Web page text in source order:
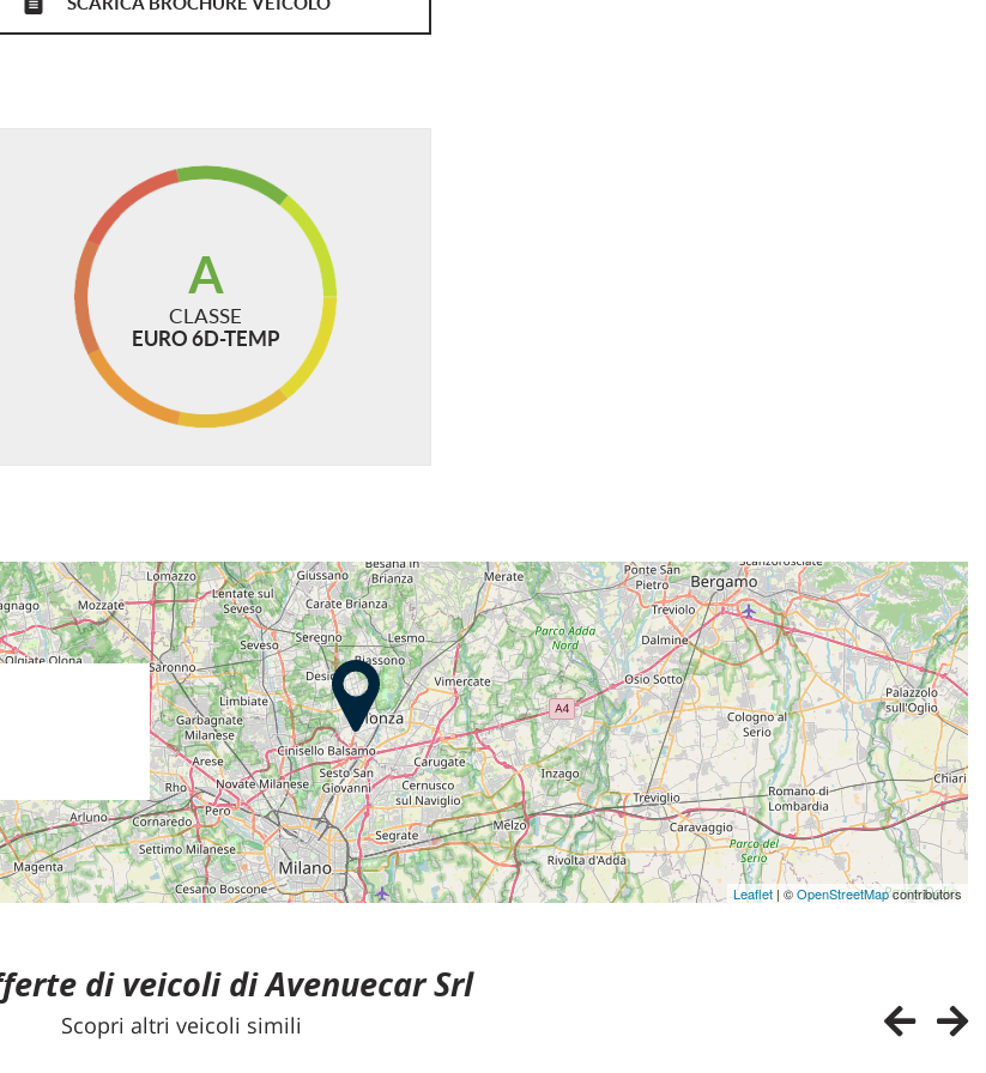
la precisione e la correttezza dei
ha alcun valore in sede contrattuale.
A
CLASSE
EURO 6D-TEMP
Leaflet | ©OpenStreetMapcontributors
di veicoli di Avenuecar Srl
Scopri altri veicoli simili